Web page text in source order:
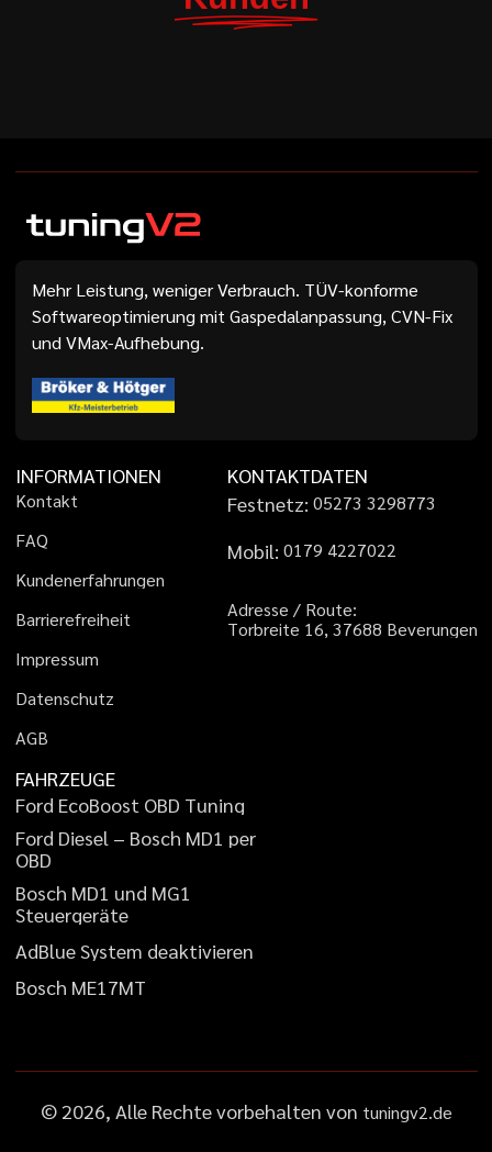
Mehr Leistung, weniger Verbrauch. TÜV-konforme
Softwareoptimierung mit Gaspedalanpassung, CVN-Fix
und VMax-Aufhebung.
INFORMATIONEN
Kontakt
FAQ
Kundenerfahrungen
Barrierefreiheit
Impressum
Datenschutz
AGB
KONTAKTDATEN
Festnetz: 05273 3298773
Mobil: 01 79 4227022
Adresse / Route:
Torbreite 16, 37688 Beverungen
FAHRZEUGE
Ford EcoBoost OBD Tuning
Ford Diesel – Bosch MD1 per
OBD
Bosch MD1 und MG1
Steuergeräte
AdBlueSystem deaktivieren
Bosch ME17MT
© 2026, Alle Rechte vorbehalten von tuningv2.de